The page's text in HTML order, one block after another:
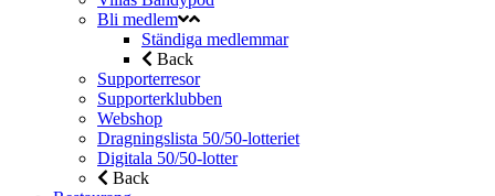
Bli medlem
Ständiga medlemmar
Back
Supporterresor
Supporterklubben
Webshop
Dragningslista 50/50-lotteriet
Digitala 50/50-lotter
Back